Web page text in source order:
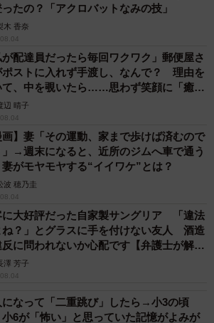
たの？「アクロバットなみの技」
木 香奈
が配達員だったら毎回ワクワク」郵便屋さ
ポストに入れず手渡し、なんで？ 理由を
て、中を覗いたら……思わず笑顔に「癒し
ね」
辺 晴子
画】妻「その運動、家まで歩けば済むので
」→週末になると、近所のジムへ車で通う
がモヤモヤする“イイワケ”とは？
波 穂乃圭
に大好評だった自家製サングリア 「違法
ね？」とグラスに手を付けない友人 酒造
に問われないか心配です【弁護士が解
澤 芳子
になって「二重跳び」したら→小3の頃
小6が「怖い」と思っていた記憶がよみが